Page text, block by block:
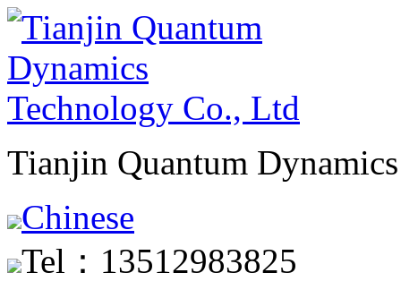
Tianjin Quantum
Chinese
Tel：13512983825